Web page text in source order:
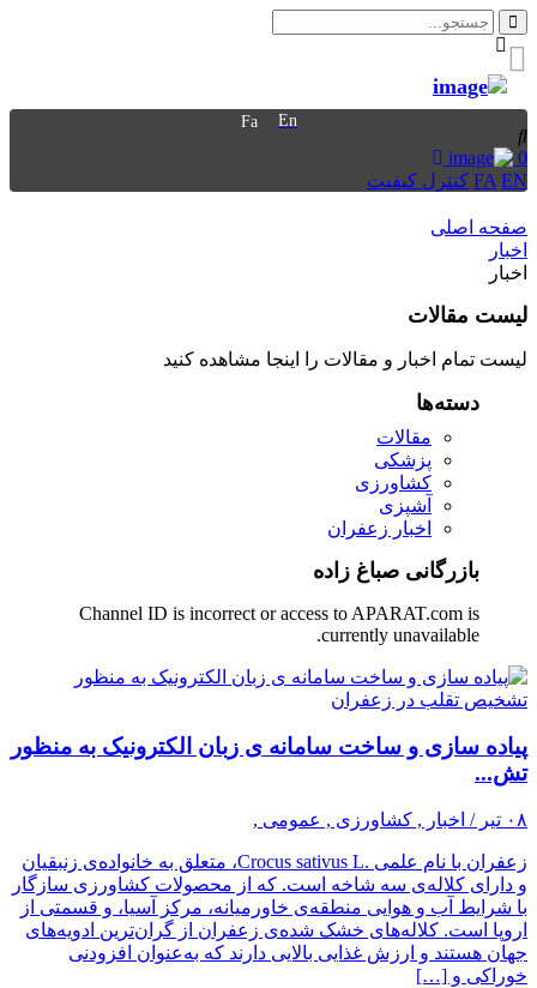
Fa En
0
FA EN کنترل کیفیت
صفحه اصلی
اخبار
اخبار
لیست مقالات
لیست تمام اخبار و مقالات را اینجا مشاهده کنید
دسته‌ها
مقالات
پزشکی
کشاورزی
آشپزی
اخبار زعفران
بازرگانی صباغ زاده
Channel ID is incorrect or access to APARAT.com is
currently unavailable.
پیاده سازی و ساخت سامانه ی زبان الکترونیک به منظور
تش...
۰۸ تیر / اخبار , کشاورزی , عمومی ,
زعفران با نام علمی .Crocus sativus L، متعلق به خانواده‌ی زنبقیان
و دارای کلاله‌‌ی سه شاخه است. که از محصولات کشاورزی سازگار
با شرایط آب و هوایی منطقه‌ی خاورمیانه، مرکز آسیا، و قسمتی از
اروپا است. کلاله‌های خشک شده‌ی زعفران از گران‌ترین ادویه‌های
جهان هستند و ارزش غذایی بالایی دارند که به‌عنوان افزودنی
خوراکی و […]